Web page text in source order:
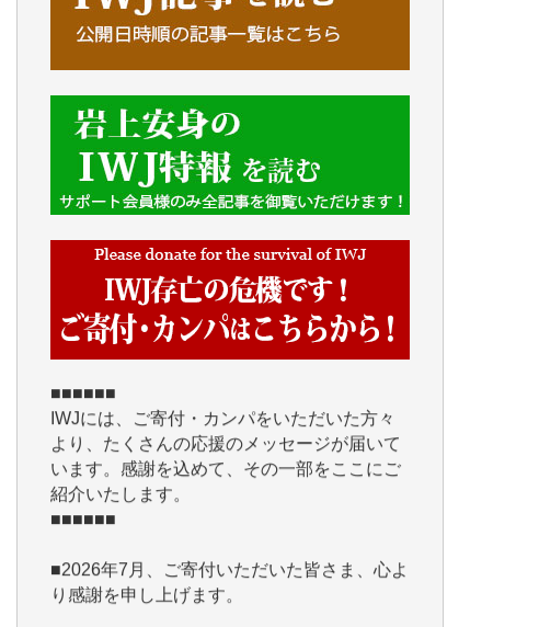
■■■■■■
IWJには、ご寄付・カンパをいただいた方々
より、たくさんの応援のメッセージが届いて
います。感謝を込めて、その一部をここにご
紹介いたします。
■■■■■■
■2026年7月、ご寄付いただいた皆さま、心よ
Y.H. 様